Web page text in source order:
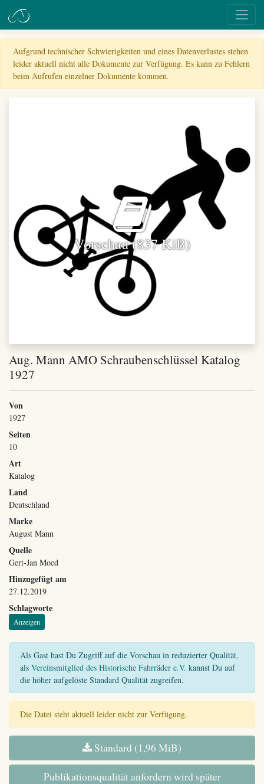
Aufgrund technischer Schwierigkeiten und eines Datenverlustes stehen
leider aktuell nicht alle Dokumente zur Verfügung. Es kann zu Fehlern
beim Aufrufen einzelner Dokumente kommen.
Vorschau (837 KiB)
Aug. Mann AMO Schraubenschlüssel Katalog
1927
Von
1927
Seiten
10
Art
Katalog
Land
Deutschland
Marke
August Mann
Quelle
Gert-Jan Moed
Hinzugefügt am
27.12.2019
Schlagworte
Anzeigen
Als Gast hast Du Zugriff auf die Vorschau in reduzierter Qualität,
als Vereinsmitglied des Historische Fahrräder e.V. kannst Du auf
die höher aufgelöste Standard Qualität zugreifen.
Die Datei steht aktuell leider nicht zur Verfügung.
Standard (1,96 MiB)
Publikationsqualität anfordern wird später